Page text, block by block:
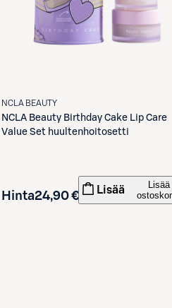
NCLA BEAUTY
NCLA Beauty Birthday Cake Lip Care
Value Set huultenhoitosetti
Hinta24,90 € Lisää
Lisää